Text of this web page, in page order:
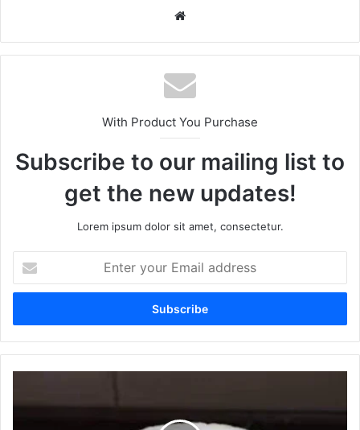
With Product You Purchase
Subscribe to our mailing list to
get the new updates!
Lorem ipsum dolor sit amet, consectetur.
your
Email